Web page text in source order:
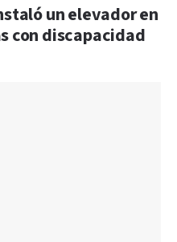
un elevador en
con discapacidad